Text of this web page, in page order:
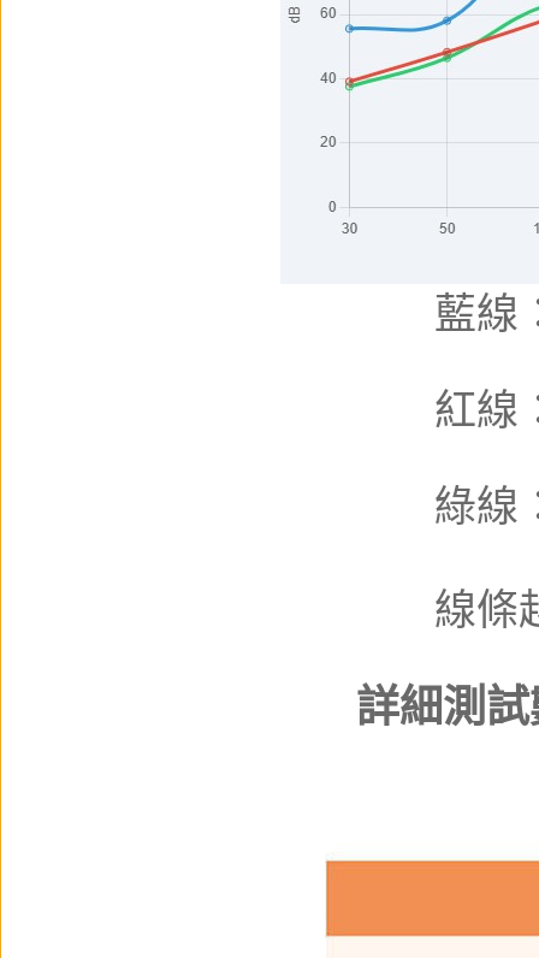
藍線
紅線
綠線
線條
詳細測